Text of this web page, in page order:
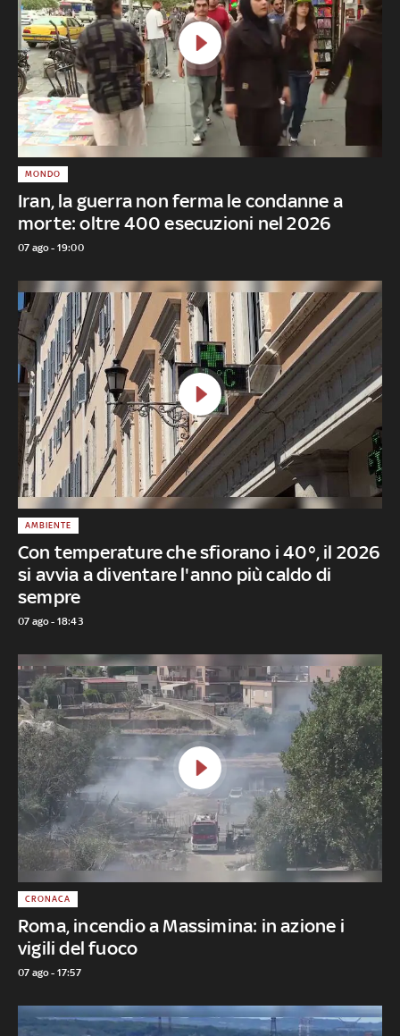
Iran, la guerra non ferma le condanne a
morte: oltre 400 esecuzioni nel 2026
MONDO
07 ago - 19:00
Con temperature che sfiorano i 40°, il 2026
si avvia a diventare l'anno più caldo di
sempre
AMBIENTE
07 ago - 18:43
Roma, incendio a Massimina: in azione i
vigili del fuoco
CRONACA
07 ago - 17:57